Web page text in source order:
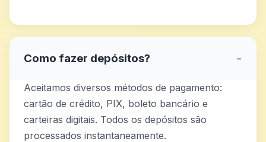
Como fazer depósitos? −
Aceitamos diversos métodos de pagamento:
cartão de crédito, PIX, boleto bancário e
carteiras digitais. Todos os depósitos são
processados instantaneamente.